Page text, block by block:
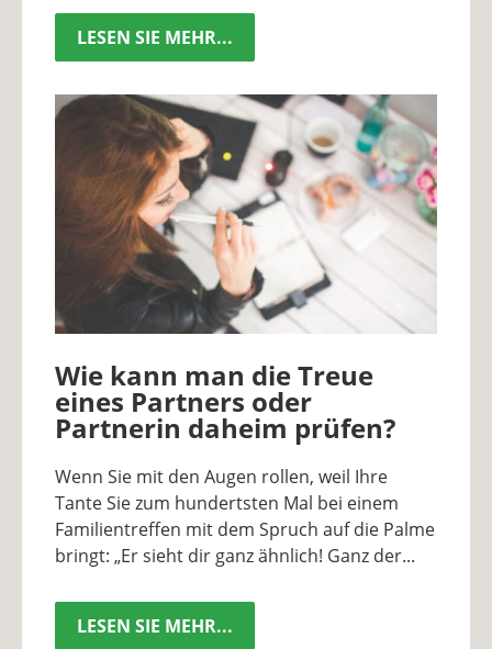
LESEN SIE MEHR...
Wie kann man die Treue
eines Partners oder
Partnerin daheim prüfen?
Wenn Sie mit den Augen rollen, weil Ihre
Tante Sie zum hundertsten Mal bei einem
Familientreffen mit dem Spruch auf die Palme
bringt: „Er sieht dir ganz ähnlich! Ganz der...
LESEN SIE MEHR...